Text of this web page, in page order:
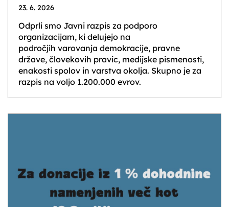
23. 6. 2026
Odprli smo Javni razpis za podporo
organizacijam, ki delujejo na
področjih varovanja demokracije, pravne
države, človekovih pravic, medijske pismenosti,
enakosti spolov in varstva okolja. Skupno je za
razpis na voljo 1.200.000 evrov.